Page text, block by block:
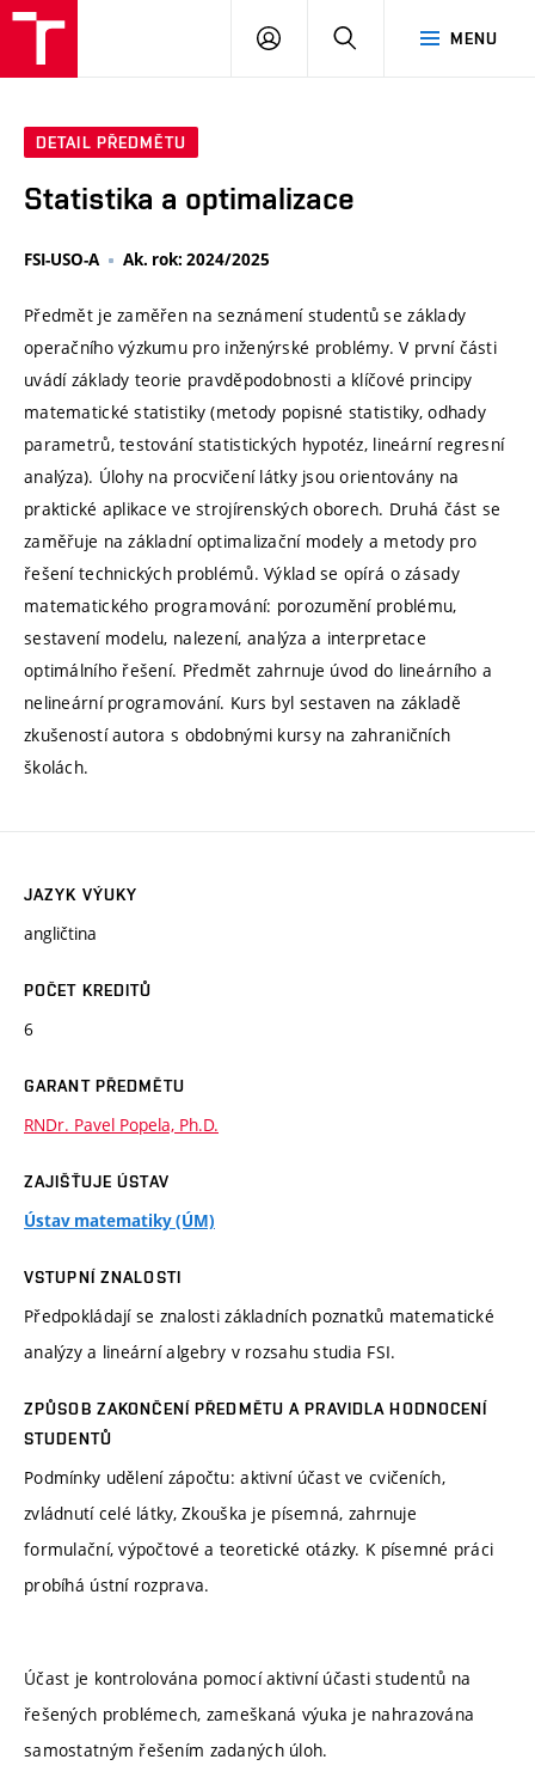
MENU
PŘIHLÁSIT
DETAIL PŘEDMĚTU
Statistika a optimalizace
FSI-USO-A Ak. rok: 2024/2025
Předmět je zaměřen na seznámení studentů se základy
operačního výzkumu pro inženýrské problémy. V první části
uvádí základy teorie pravděpodobnosti a klíčové principy
matematické statistiky (metody popisné statistiky, odhady
parametrů, testování statistických hypotéz, lineární regresní
analýza). Úlohy na procvičení látky jsou orientovány na
praktické aplikace ve strojírenských oborech. Druhá část se
zaměřuje na základní optimalizační modely a metody pro
řešení technických problémů. Výklad se opírá o zásady
matematického programování: porozumění problému,
sestavení modelu, nalezení, analýza a interpretace
optimálního řešení. Předmět zahrnuje úvod do lineárního a
nelineární programování. Kurs byl sestaven na základě
zkušeností autora s obdobnými kursy na zahraničních
školách.
JAZYK VÝUKY
angličtina
POČET KREDITŮ
6
GARANT PŘEDMĚTU
RNDr. Pavel Popela, Ph.D.
ZAJIŠŤUJE ÚSTAV
Ústav matematiky (ÚM)
VSTUPNÍ ZNALOSTI
Předpokládají se znalosti základních poznatků matematické
analýzy a lineární algebry v rozsahu studia FSI.
ZPŮSOB ZAKONČENÍ PŘEDMĚTU A PRAVIDLA HODNOCENÍ
STUDENTŮ
Podmínky udělení zápočtu: aktivní účast ve cvičeních,
zvládnutí celé látky, Zkouška je písemná, zahrnuje
formulační, výpočtové a teoretické otázky. K písemné práci
probíhá ústní rozprava.
Účast je kontrolována pomocí aktivní účasti studentů na
řešených problémech, zameškaná výuka je nahrazována
samostatným řešením zadaných úloh.